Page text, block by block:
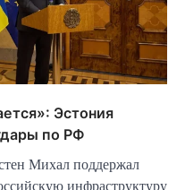
Эстония
по РФ
Михал поддержал
инфраструктуру